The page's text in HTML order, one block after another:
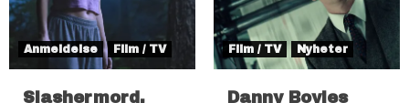
Anmeldelse Film / TV
Slashermord,
Film / TV Nyheter
Danny Boyles